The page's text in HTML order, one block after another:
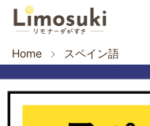
Home スペイン語